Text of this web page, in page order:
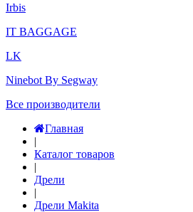
Irbis
IT BAGGAGE
LK
Ninebot By Segway
Все производители
Главная
|
Каталог товаров
|
Дрели
|
Дрели Makita